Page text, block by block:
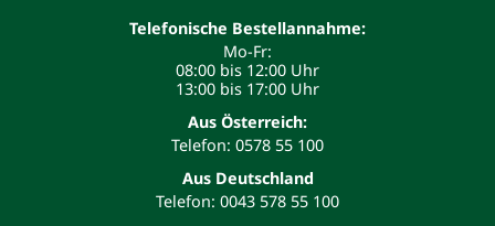
Telefonische Bestellannahme:
Mo-Fr:
08:00 bis 12:00 Uhr
13:00 bis 17:00 Uhr
Aus Österreich:
Telefon: 0578 55 100
Aus Deutschland
Telefon: 0043 578 55 100